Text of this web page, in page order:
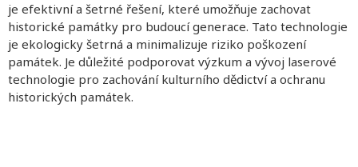
je efektivní a šetrné řešení, které umožňuje zachovat
historické památky pro budoucí generace. Tato technologie
je ekologicky šetrná a minimalizuje riziko poškození
památek. Je důležité podporovat výzkum a vývoj laserové
technologie pro zachování kulturního dědictví a ochranu
historických památek.